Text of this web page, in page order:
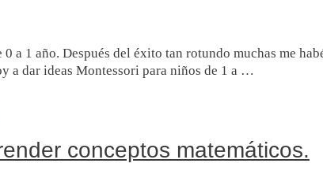
a 1 año. Después del éxito tan rotundo muchas me
a dar ideas Montessori para niños de 1 a …
conceptos matemáticos.